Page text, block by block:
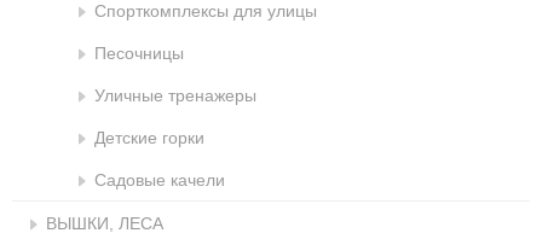
Спорткомплексы для улицы
Песочницы
Уличные тренажеры
Детские горки
Садовые качели
ВЫШКИ, ЛЕСА